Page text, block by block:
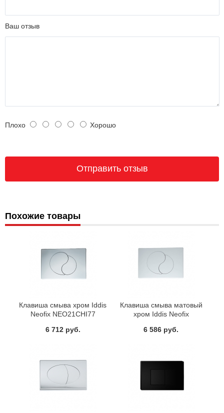
Ваш отзыв
Плохо Хорошо
Похожие товары
Клавиша смыва хром Iddis
Neofix NEO21CHI77
6 712 руб.
Клавиша смыва матовый
хром Iddis Neofix
6 586 руб.